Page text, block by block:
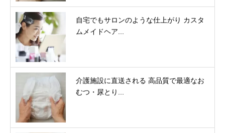
自宅でもサロンのような仕上がり カスタ
ムメイドヘア...
介護施設に直送される 高品質で最適なお
むつ・尿とり...